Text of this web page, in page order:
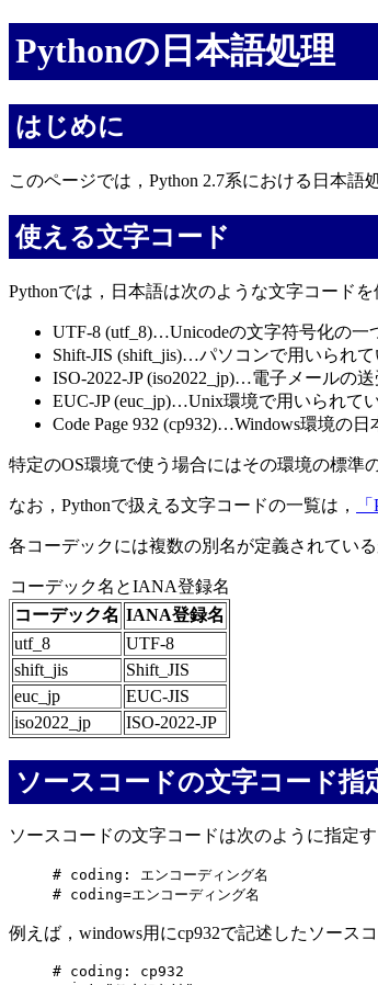
Pythonの日本語処理
はじめに
このページでは，Python 2.7系における日本
使える文字コード
Pythonでは，日本語は次のような文字コード
UTF-8 (utf_8)…Unicodeの文字符号化の一
Shift-JIS (shift_jis)…パソコンで用いられ
ISO-2022-JP (iso2022_jp)…電子メールの
EUC-JP (euc_jp)…Unix環境で用いられて
Code Page 932 (cp932)…Windows環境の
特定のOS環境で使う場合にはその環境の標準
なお，Pythonで扱える文字コードの一覧は，
各コーデックには複数の別名が定義されてい
コーデック名とIANA登録名
コーデック名 IANA登録名
utf_8
UTF-8
shift_jis
Shift_JIS
euc_jp
EUC-JIS
iso2022_jp
ISO-2022-JP
ソースコードの文字コード指
ソースコードの文字コードは次のように指定す
# coding: エンコーディング名
例えば，windows用にcp932で記述したソース
# coding: cp932